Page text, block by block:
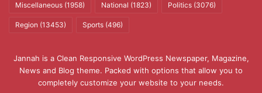
Miscellaneous (1958) National (1823) Politics (3076)
Region (13453) Sports (496)
Jannah is a Clean Responsive WordPress Newspaper, Magazine,
News and Blog theme. Packed with options that allow you to
completely customize your website to your needs.